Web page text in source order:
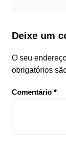
Deixe um
O seu
obrigatórios
Comentário *